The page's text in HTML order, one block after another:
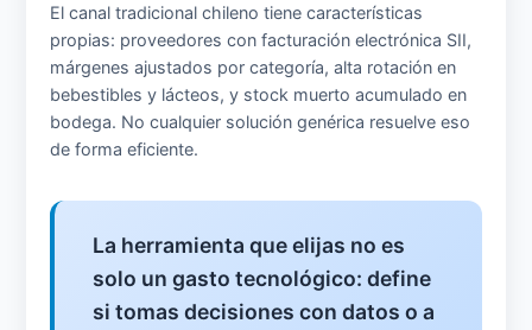
El canal tradicional chileno tiene características
propias: proveedores con facturación electrónica SII,
márgenes ajustados por categoría, alta rotación en
bebestibles y lácteos, y stock muerto acumulado en
bodega. No cualquier solución genérica resuelve eso
de forma eficiente.
La herramienta que elijas no es
solo un gasto tecnológico: define
si tomas decisiones con datos o a